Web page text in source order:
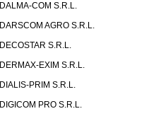
DALMA-COM S.R.L.
DARSCOM AGRO S.R.L.
DECOSTAR S.R.L.
DERMAX-EXIM S.R.L.
DIALIS-PRIM S.R.L.
DIGICOM PRO S.R.L.